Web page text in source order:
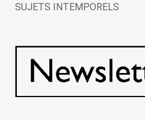
SUJETS INTEMPORELS